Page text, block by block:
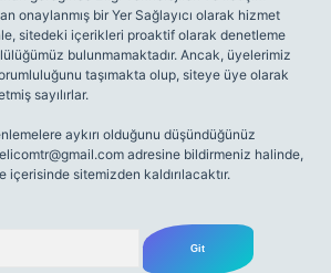
onaylanmış bir Yer Sağlayıcı olarak hizmet
sitedeki içerikleri proaktif olarak denetleme
bulunmamaktadır. Ancak, üyelerimiz
taşımakta olup, siteye üye olarak
sayılırlar.
aykırı olduğunu düşündüğünüz
adresine bildirmeniz halinde,
sitemizden kaldırılacaktır.